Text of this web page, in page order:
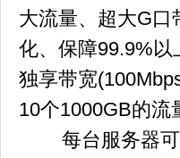
大流量、超大G
化、保障99.9%
独享带宽
10个1000GB的流
每台服务器可